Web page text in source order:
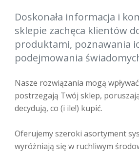
Doskonała informacja i
sklepie zachęca klientów
produktami, poznawania
podejmowania
Nasze rozwiązania mogą
postrzegają Twój sklep,
decydują, co (i ile!) kupić.
Oferujemy szeroki asortyment
wyróżniają się w ruchliwym